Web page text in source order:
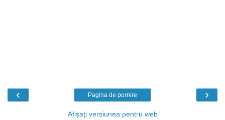
‹ ›
Pagina de pornire
Afișați versiunea pentru web